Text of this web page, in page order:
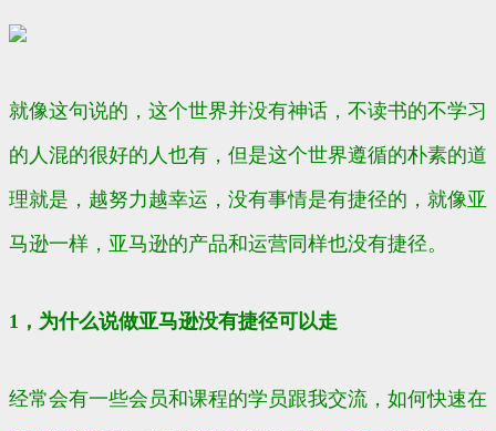
就像这句说的，这个世界并没有神话，不读书的不学习
的人混的很好的人也有，但是这个世界遵循的朴素的道
理就是，越努力越幸运，没有事情是有捷径的，就像亚
马逊一样，亚马逊的产品和运营同样也没有捷径。
1，为什么说做亚马逊没有捷径可以走
经常会有一些会员和课程的学员跟我交流，如何快速在